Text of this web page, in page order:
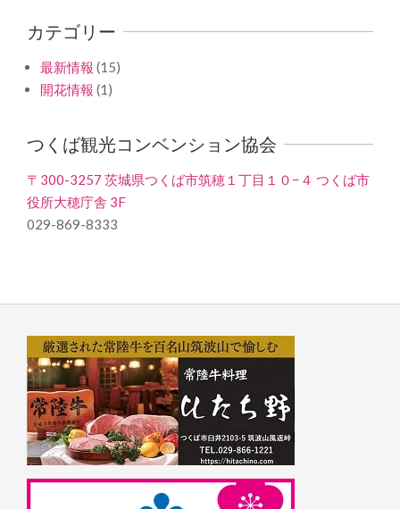
カテゴリー
最新情報 (15)
開花情報 (1)
つくば観光コンベンション協会
〒300-3257 茨城県つくば市筑穂１丁目１０−４ つくば市
役所大穂庁舎 3F
029-869-8333